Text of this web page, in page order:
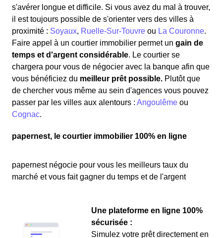
s'avérer longue et difficile. Si vous avez du mal à trouver,
il est toujours possible de s'orienter vers des villes à
proximité : Soyaux, Ruelle-Sur-Touvre ou La Couronne.
Faire appel à un courtier immobilier permet un gain de
temps et d'argent considérable. Le courtier se
chargera pour vous de négocier avec la banque afin que
vous bénéficiez du meilleur prêt possible. Plutôt que
de chercher vous même au sein d'agences vous pouvez
passer par les villes aux alentours : Angoulême ou
Cognac.
papernest, le courtier immobilier 100% en ligne
papernest négocie pour vous les meilleurs taux du
marché et vous fait gagner du temps et de l'argent
Une plateforme en ligne 100%
sécurisée :
Simulez votre prêt directement en